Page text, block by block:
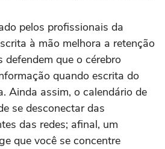
pelos profissionais da
à mão melhora a retenção
defendem que o cérebro
quando escrita do
Ainda assim, o calendário de
se desconectar das
das redes; afinal, um
que você se concentre